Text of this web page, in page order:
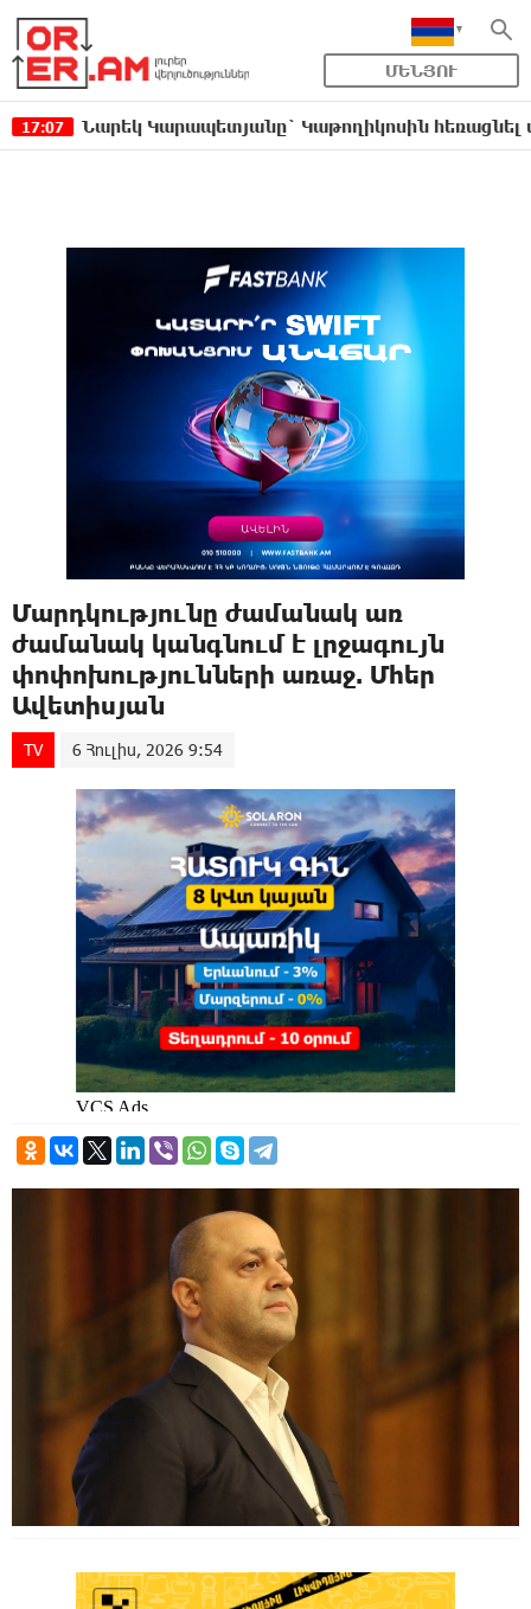
ՄԵՆՅՈՒ
Կարապետյանը` Կաթողիկոսին հեռացնել
Մարդկությունը ժամանակ առ
ժամանակ կանգնում է լրջագույն
փոփոխությունների առաջ. Մհեր
Ավետիսյան
TV 6 Հուլիս, 2026 9:54